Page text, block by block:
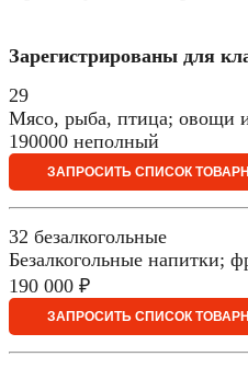
Зарегистрированы для
29
Мясо, рыба, птица; овощи
190000 неполный
ЗАПРОСИТЬ СПИСОК
32 безалкогольные
Безалкогольные напитки;
190 000 ₽
ЗАПРОСИТЬ СПИСОК